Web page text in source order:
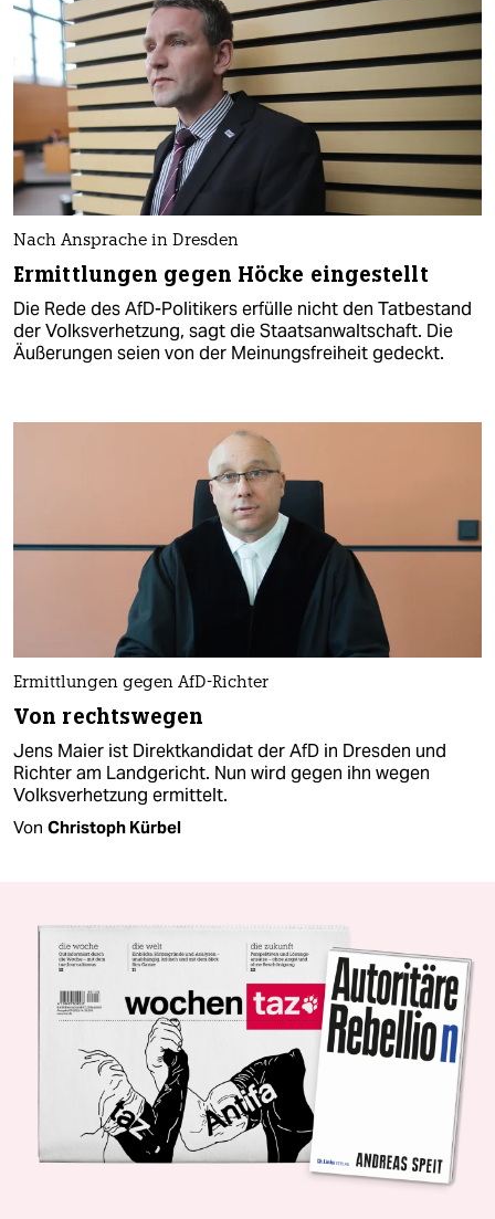
Nach Ansprache in Dresden
Ermittlungen gegen Höcke eingestellt
Die Rede des AfD-Politikers erfülle nicht den Tatbestand
der Volksverhetzung, sagt die Staatsanwaltschaft. Die
Äußerungen seien von der Meinungsfreiheit gedeckt.
Ermittlungen gegen AfD-Richter
Von rechtswegen
Jens Maier ist Direktkandidat der AfD in Dresden und
Richter am Landgericht. Nun wird gegen ihn wegen
Volksverhetzung ermittelt.
Von Christoph Kürbel